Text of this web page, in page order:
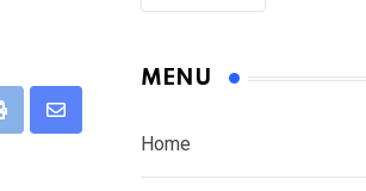
Share
MENU
Home